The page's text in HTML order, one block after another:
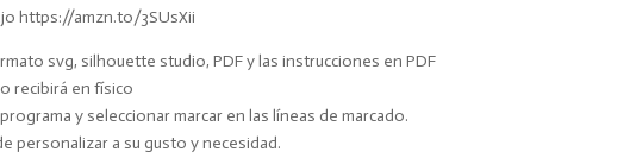
https://amzn.to/3SUsXii
svg, silhouette studio, PDF y las instrucciones en PDF
recibirá en físico
y seleccionar marcar en las líneas de marcado.
personalizar a su gusto y necesidad.